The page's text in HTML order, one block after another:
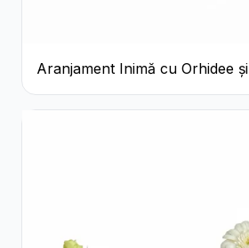
Aranjament Inimă cu Orhidee și
Floarea Miresei